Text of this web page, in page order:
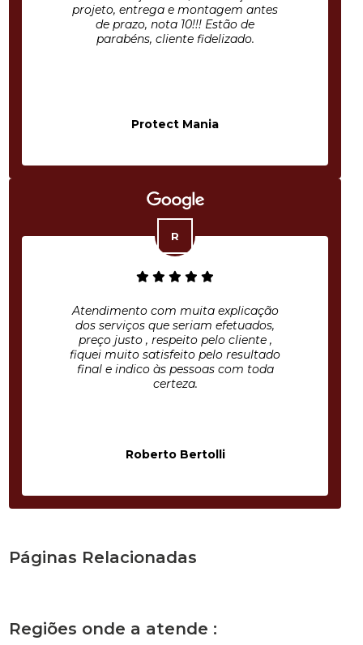
projeto, entrega e montagem antes
de prazo, nota 10!!! Estão de
parabéns, cliente fidelizado.
Protect Mania
Atendimento com muita explicação
dos serviços que seriam efetuados,
preço justo , respeito pelo cliente ,
fiquei muito satisfeito pelo resultado
final e indico às pessoas com toda
certeza.
Roberto Bertolli
Páginas Relacionadas
Regiões onde a atende :